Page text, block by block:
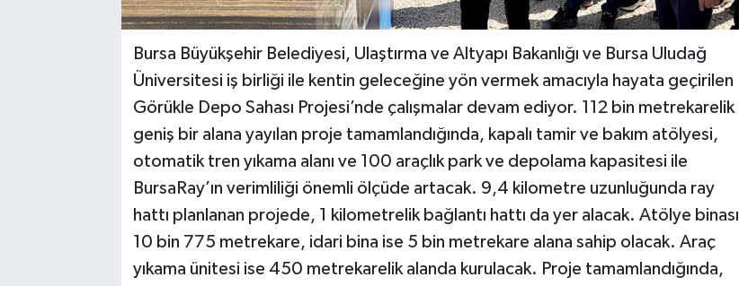
Bursa Büyükşehir Belediyesi, Ulaştırma ve Altyapı Bakanlığı ve Bursa Uludağ
Üniversitesi iş birliği ile kentin geleceğine yön vermek amacıyla hayata geçirilen
Görükle Depo Sahası Projesi’nde çalışmalar devam ediyor. 112 bin metrekarelik
geniş bir alana yayılan proje tamamlandığında, kapalı tamir ve bakım atölyesi,
otomatik tren yıkama alanı ve 100 araçlık park ve depolama kapasitesi ile
BursaRay’ın verimliliği önemli ölçüde artacak. 9,4 kilometre uzunluğunda ray
hattı planlanan projede, 1 kilometrelik bağlantı hattı da yer alacak. Atölye binası
10 bin 775 metrekare, idari bina ise 5 bin metrekare alana sahip olacak. Araç
yıkama ünitesi ise 450 metrekarelik alanda kurulacak. Proje tamamlandığında,